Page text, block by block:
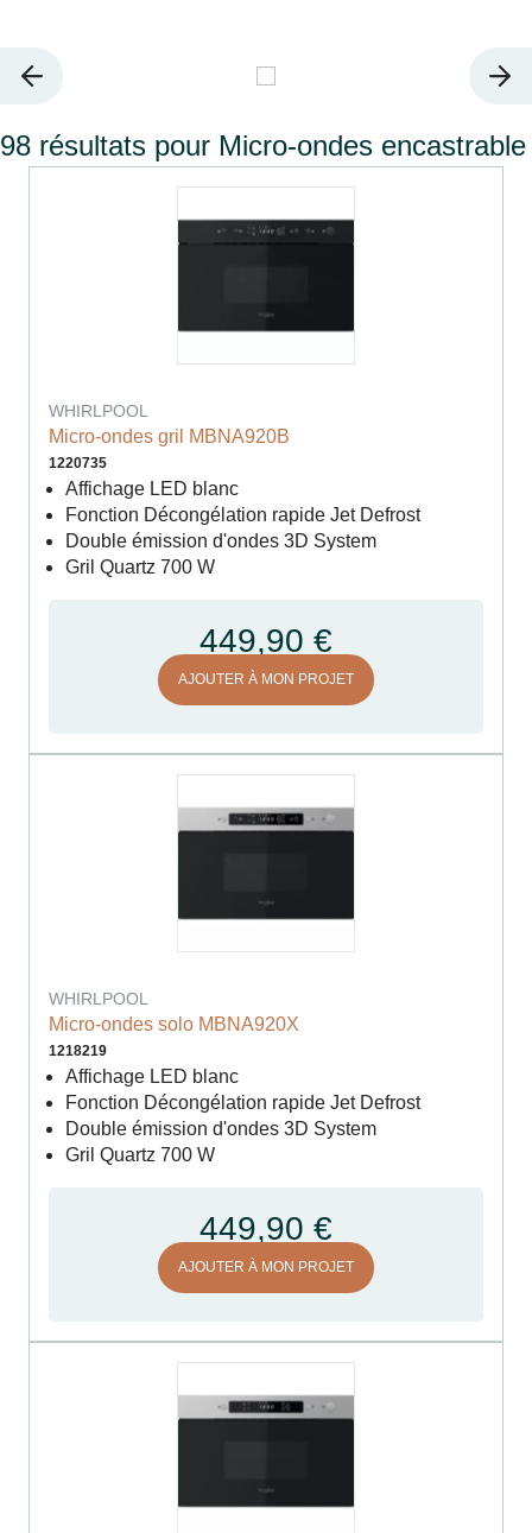
98 résultats pour Micro-ondes encastrable
WHIRLPOOL
Micro-ondes gril MBNA920B
1220735
Affichage LED blanc
Fonction Décongélation rapide Jet Defrost
Double émission d'ondes 3D System
Gril Quartz 700 W
449,90 €
AJOUTER À MON PROJET
WHIRLPOOL
Micro-ondes solo MBNA920X
1218219
Affichage LED blanc
Fonction Décongélation rapide Jet Defrost
Double émission d'ondes 3D System
Gril Quartz 700 W
449,90 €
AJOUTER À MON PROJET